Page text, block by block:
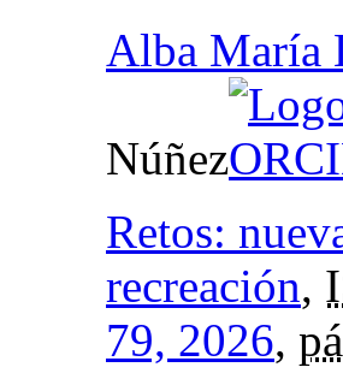
Alba María
Núñez
Retos:
recreación,
79, 2026,